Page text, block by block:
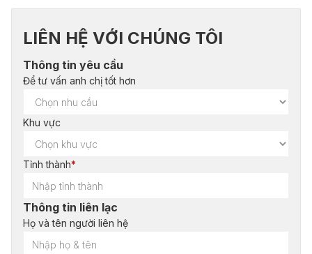
LIÊN HỆ VỚI CHÚNG TÔI
Thông tin yêu cầu
Để tư vấn anh chị tốt hơn
Khu vực
Tỉnh thành*
Thông tin liên lạc
Họ và tên người liên hệ